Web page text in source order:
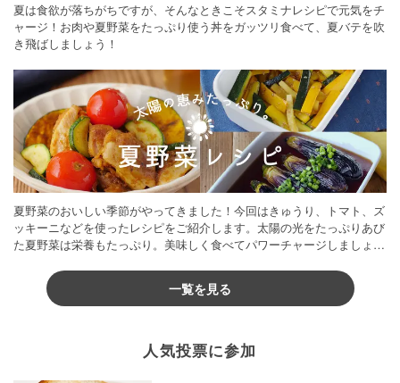
夏は食欲が落ちがちですが、そんなときこそスタミナレシピで元気をチ
ャージ！お肉や夏野菜をたっぷり使う丼をガッツリ食べて、夏バテを吹
き飛ばしましょう！
夏野菜のおいしい季節がやってきました！今回はきゅうり、トマト、ズ
ッキーニなどを使ったレシピをご紹介します。太陽の光をたっぷりあび
た夏野菜は栄養もたっぷり。美味しく食べてパワーチャージしましょう
一覧を見る
人気投票に参加